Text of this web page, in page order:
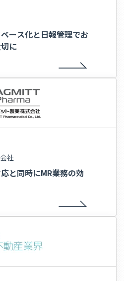
ース化と日報管理でお
に
社
と同時にMR業務の効